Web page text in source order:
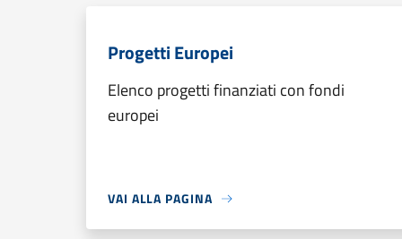
Progetti Europei
Elenco progetti finanziati con fondi
europei
VAI ALLA PAGINA